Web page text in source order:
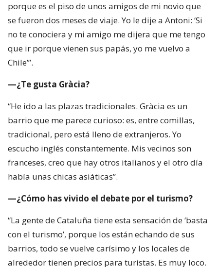
porque es el piso de unos amigos de mi novio que
se fueron dos meses de viaje. Yo le dije a Antoni: ‘Si
no te conociera y mi amigo me dijera que me tengo
que ir porque vienen sus papás, yo me vuelvo a
Chile’”.
—¿Te gusta Gràcia?
“He ido a las plazas tradicionales. Gràcia es un
barrio que me parece curioso: es, entre comillas,
tradicional, pero está lleno de extranjeros. Yo
escucho inglés constantemente. Mis vecinos son
franceses, creo que hay otros italianos y el otro día
había unas chicas asiáticas”.
—¿Cómo has vivido el debate por el turismo?
“La gente de Cataluña tiene esta sensación de ‘basta
con el turismo’, porque los están echando de sus
barrios, todo se vuelve carísimo y los locales de
alrededor tienen precios para turistas. Es muy loco.